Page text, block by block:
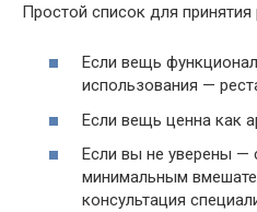
Простой список для принятия
Если вещь
использования —
Если вещь ценна как
Если вы не уверены —
минимальным
консультация